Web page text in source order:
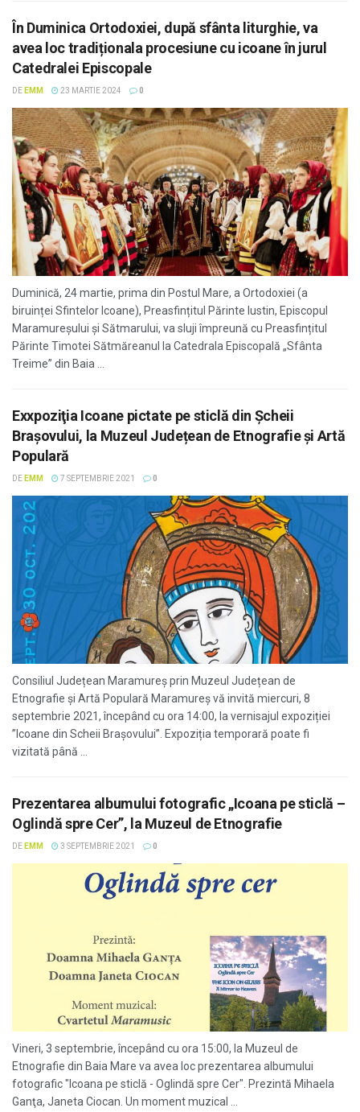
În Duminica Ortodoxiei, după sfânta liturghie, va
avea loc tradiționala procesiune cu icoane în jurul
Catedralei Episcopale
DE EMM 23 MARTIE 2024 0
Duminică, 24 martie, prima din Postul Mare, a Ortodoxiei (a
biruinței Sfintelor Icoane), Preasfințitul Părinte Iustin, Episcopul
Maramureșului și Sătmarului, va sluji împreună cu Preasfințitul
Părinte Timotei Sătmăreanul la Catedrala Episcopală „Sfânta
Treime” din Baia ...
Exxpoziţia Icoane pictate pe sticlă din Şcheii
Brașovului, la Muzeul Județean de Etnografie și Artă
Populară
DE EMM 7 SEPTEMBRIE 2021 0
Consiliul Județean Maramureș prin Muzeul Județean de
Etnografie și Artă Populară Maramureș vă invită miercuri, 8
septembrie 2021, începând cu ora 14:00, la vernisajul expoziției
”Icoane din Scheii Brașovului”. Expoziția temporară poate fi
vizitată până ...
Prezentarea albumului fotografic „Icoana pe sticlă –
Oglindă spre Cer”, la Muzeul de Etnografie
DE EMM 3 SEPTEMBRIE 2021 0
Vineri, 3 septembrie, începând cu ora 15:00, la Muzeul de
Etnografie din Baia Mare va avea loc prezentarea albumului
fotografic "Icoana pe sticlă - Oglindă spre Cer". Prezintă Mihaela
Ganţa, Janeta Ciocan. Un moment muzical ...